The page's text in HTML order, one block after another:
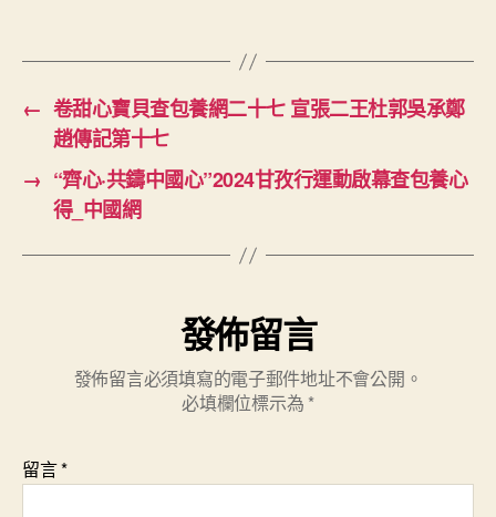
← 卷甜心寶貝查包養網二十七 宣張二王杜郭吳承鄭
趙傳記第十七
→ “齊心·共鑄中國心”2024甘孜行運動啟幕查包養心
得_中國網
發佈留言
發佈留言必須填寫的電子郵件地址不會公開。
必填欄位標示為 *
留言*